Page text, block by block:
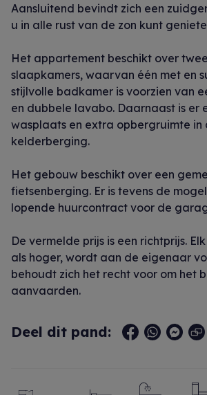
Aansluitend bevindt zich een
u in alle rust van de zon kunt
Het appartement beschikt over
slaapkamers, waarvan één met en
stijlvolle badkamer is voorzien van
en dubbele lavabo. Daarnaast is er
wasplaats en extra opbergruimte in
kelderberging.
Het gebouw beschikt over een
fietsenberging. Er is tevens de
lopende huurcontract voor de
De vermelde prijs is een richtprijs.
als hoger, wordt aan de eigenaar
behoudt zich het recht voor om het
aanvaarden.
Deel dit pand: